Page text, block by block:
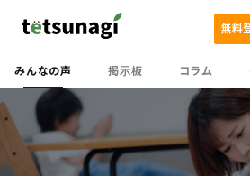
みんなの声 掲示板 コラム
無料